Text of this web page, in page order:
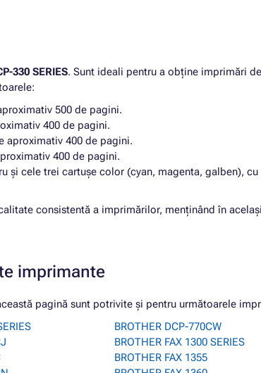
330 SERIES. Sunt ideali pentru a obține imprimări
500 de pagini.
400 de pagini.
aproximativ 400 de pagini.
400 de pagini.
și cele trei cartușe color (cyan, magenta, galben),
consistentă a imprimărilor, menținând în
imprimante
pagină sunt potrivite și pentru următoarele
BROTHER DCP-770CW
BROTHER FAX 1300 SERIES
BROTHER FAX 1355